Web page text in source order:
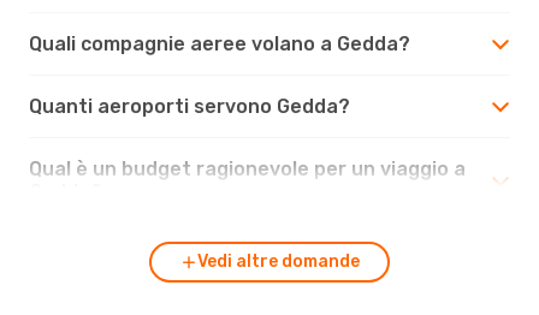
Quali compagnie aeree volano a Gedda?
Quanti aeroporti servono Gedda?
Qual è un budget ragionevole per un viaggio a
Vedi altre domande